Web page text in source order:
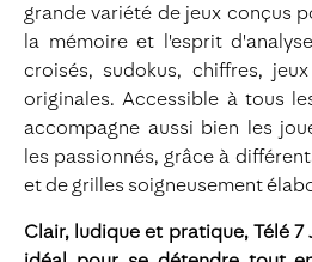
grande variété de jeux conçus
la mémoire et l'esprit
croisés, sudokus, chiffres,
originales. Accessible à tous
accompagne aussi bien les
les passionnés, grâce à
et de grilles soigneusement
Clair, ludique et pratique, Télé